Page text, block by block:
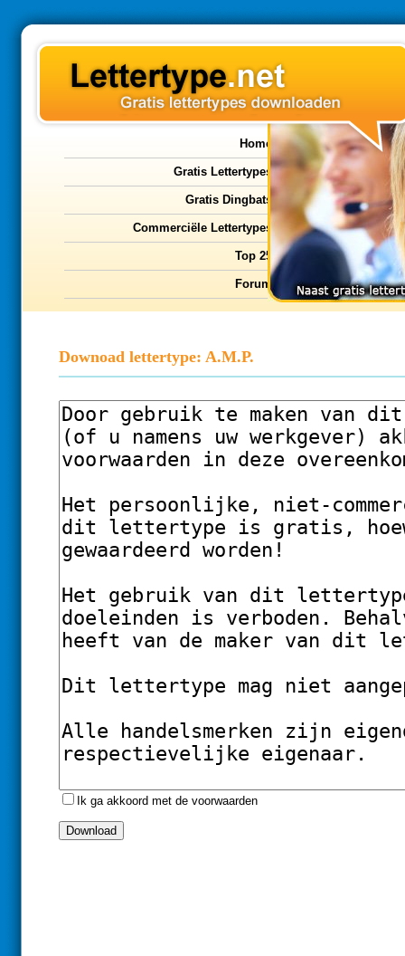
Home
Gratis Lettertypes
Gratis Dingbats
Commerciële Lettertypes
Top 25
Forum
Downoad lettertype: A.M.P.
Ik ga akkoord met de voorwaarden